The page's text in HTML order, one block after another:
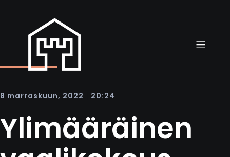
8 marraskuun, 2022 20:24
Ylimääräinen